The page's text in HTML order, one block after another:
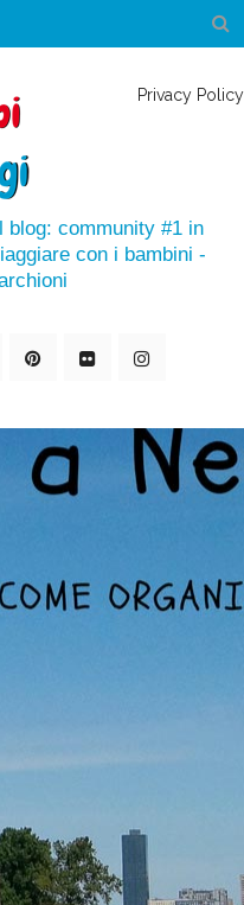
Privacy Policy
blog: community #1 in
con i bambini -